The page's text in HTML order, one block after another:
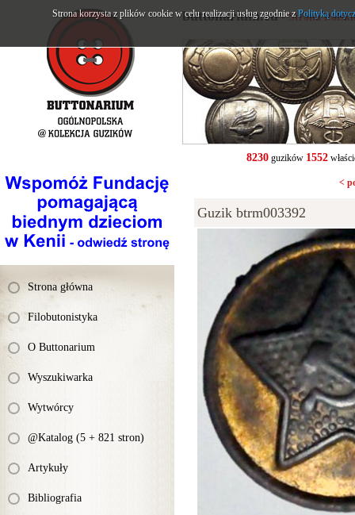
Strona główna
Filobutonistyka
O Buttonarium
Wyszukiwarka
Wytwórcy
@Katalog (5 + 821 stron)
Artykuły
Bibliografia
buttonarium.eu- Strona
8230guzików 1552
<
Guzik btrm003392
Strona korzysta z plików cookie w celu realizacji usług zgodnie zPolityką